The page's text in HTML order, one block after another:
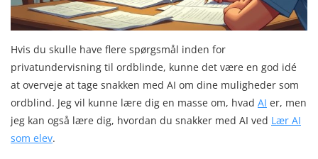
Hvis du skulle have flere spørgsmål inden for
privatundervisning til ordblinde, kunne det være en god idé
at overveje at tage snakken med AI om dine muligheder som
ordblind. Jeg vil kunne lære dig en masse om, hvad AI er, men
jeg kan også lære dig, hvordan du snakker med AI ved Lær AI
som elev.